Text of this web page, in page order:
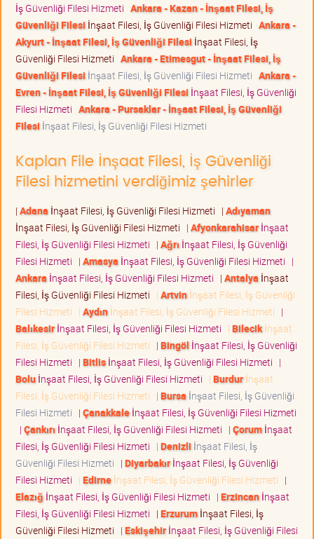
İş Güvenliği Filesi Hizmeti Ankara - Kazan - İnşaat Filesi, İş
Güvenliği Filesi İnşaat Filesi, İş Güvenliği Filesi Hizmeti Ankara -
Akyurt - İnşaat Filesi, İş Güvenliği Filesi İnşaat Filesi, İş
Güvenliği Filesi Hizmeti Ankara - Etimesgut - İnşaat Filesi, İş
Güvenliği Filesi İnşaat Filesi, İş Güvenliği Filesi Hizmeti Ankara -
Evren - İnşaat Filesi, İş Güvenliği Filesi İnşaat Filesi, İş Güvenliği
Filesi Hizmeti Ankara - Pursaklar - İnşaat Filesi, İş Güvenliği
Filesi İnşaat Filesi, İş Güvenliği Filesi Hizmeti
Kaplan File İnşaat Filesi, İş Güvenliği
Filesi hizmetini verdiğimiz şehirler
| Adana İnşaat Filesi, İş Güvenliği Filesi Hizmeti | Adıyaman
İnşaat Filesi, İş Güvenliği Filesi Hizmeti | Afyonkarahisarİnşaat
Filesi, İş Güvenliği Filesi Hizmeti | Ağrı İnşaat Filesi, İş Güvenliği
Filesi Hizmeti | Amasya İnşaat Filesi, İş Güvenliği Filesi Hizmeti |
Ankara İnşaat Filesi, İş Güvenliği Filesi Hizmeti | Antalya İnşaat
Filesi, İş Güvenliği Filesi Hizmeti | Artvinİnşaat Filesi, İş Güvenliği
Filesi Hizmeti | Aydınİnşaat Filesi, İş Güvenliği Filesi Hizmeti |
Balıkesirİnşaat Filesi, İş Güvenliği Filesi Hizmeti | Bilecikİnşaat
Filesi, İş Güvenliği Filesi Hizmeti | Bingöl İnşaat Filesi, İş Güvenliği
Filesi Hizmeti | Bitlisİnşaat Filesi, İş Güvenliği Filesi Hizmeti |
Boluİnşaat Filesi, İş Güvenliği Filesi Hizmeti | Burdurİnşaat
Filesi, İş Güvenliği Filesi Hizmeti | Bursa İnşaat Filesi, İş Güvenliği
Filesi Hizmeti | Çanakkaleİnşaat Filesi, İş Güvenliği Filesi Hizmeti
| Çankırı İnşaat Filesi, İş Güvenliği Filesi Hizmeti | Çorumİnşaat
Filesi, İş Güvenliği Filesi Hizmeti | Denizli İnşaat Filesi, İş
Güvenliği Filesi Hizmeti | Diyarbakırİnşaat Filesi, İş Güvenliği
Filesi Hizmeti | Edirneİnşaat Filesi, İş Güvenliği Filesi Hizmeti |
Elazığ İnşaat Filesi, İş Güvenliği Filesi Hizmeti | Erzincanİnşaat
Filesi, İş Güvenliği Filesi Hizmeti | Erzurumİnşaat Filesi, İş
Güvenliği Filesi Hizmeti | Eskişehirİnşaat Filesi, İş Güvenliği Filesi